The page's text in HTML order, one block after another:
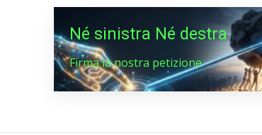
Né sinistra Né destra
Firma la nostra petizione